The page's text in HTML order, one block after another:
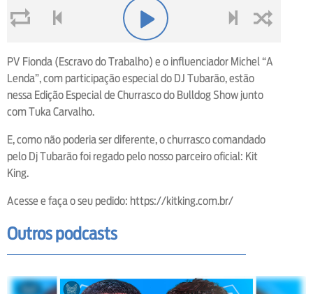
PV Fionda (Escravo do Trabalho) e o influenciador Michel “A
Lenda”, com participação especial do DJ Tubarão, estão
nessa Edição Especial de Churrasco do Bulldog Show junto
com Tuka Carvalho.
E, como não poderia ser diferente, o churrasco comandado
pelo Dj Tubarão foi regado pelo nosso parceiro oficial: Kit
King.
Acesse e faça o seu pedido: https://kitking.com.br/
Outros podcasts